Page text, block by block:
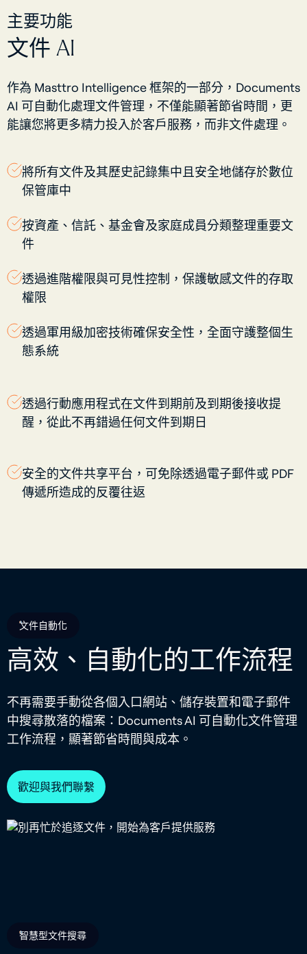
主要功能
文件 AI
作為 Masttro Intelligence 框架的一部分，Documents
AI 可自動化處理文件管理，不僅能顯著節省時間，更
能讓您將更多精力投入於客戶服務，而非文件處理。
將所有文件及其歷史記錄集中且安全地儲存於數位
保管庫中
按資產、信託、基金會及家庭成員分類整理重要文
件
透過進階權限與可見性控制，保護敏感文件的存取
權限
透過軍用級加密技術確保安全性，全面守護整個生
態系統
透過行動應用程式在文件到期前及到期後接收提
醒，從此不再錯過任何文件到期日
安全的文件共享平台，可免除透過電子郵件或 PDF
傳遞所造成的反覆往返
文件自動化
高效、自動化的工作流程
不再需要手動從各個入口網站、儲存裝置和電子郵件
中搜尋散落的檔案：Documents AI 可自動化文件管理
工作流程，顯著節省時間與成本。
歡迎與我們聯繫
智慧型文件搜尋